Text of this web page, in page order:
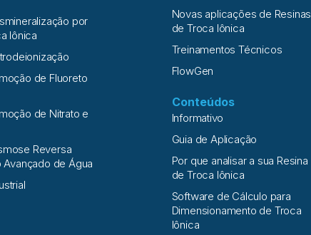
por
Iônica
de Fluoreto
de Nitrato e
Reversa
Avançado de Água
Novas aplicações de Resinas
de Troca Iônica
Treinamentos Técnicos
FlowGen
Conteúdos
Informativo
Guia de Aplicação
Por que analisar a sua Resina
de Troca Iônica
Software de Cálculo para
Dimensionamento de Troca
Iônica